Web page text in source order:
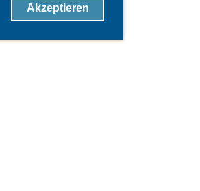
Akzeptieren